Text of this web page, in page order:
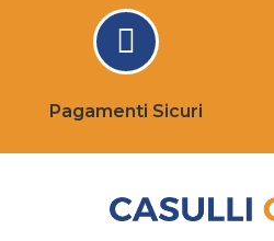
Pagamenti Sicuri